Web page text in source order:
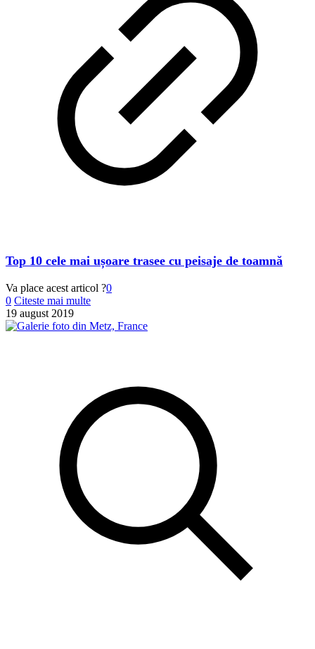
Top 10 cele mai ușoare trasee cu peisaje de toamnă
Va place acest articol ?0
0 Citeste mai multe
19 august 2019